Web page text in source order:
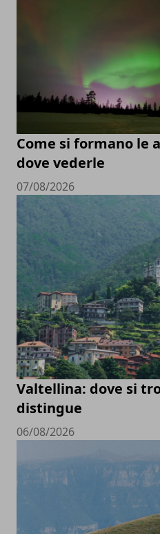
Come si formano le
dove vederle
07/08/2026
Valtellina: dove si
distingue
06/08/2026